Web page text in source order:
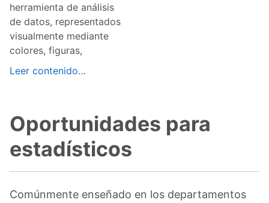
herramienta de análisis
de datos, representados
visualmente mediante
colores, figuras,
Leer contenido…
Oportunidades para
estadísticos
Comúnmente enseñado en los departamentos